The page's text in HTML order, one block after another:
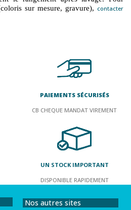
sur mesure, gravure), contacter
PAIEMENTS SÉCURISÉS
CB CHEQUE MANDAT VIREMENT
UN STOCK IMPORTANT
DISPONIBLE RAPIDEMENT
Nos autres sites